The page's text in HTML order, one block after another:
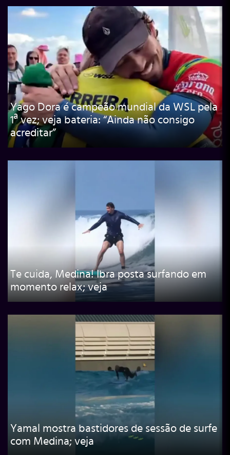
Yago Dora é campeão mundial da WSL pela
1ª vez; veja bateria: “Ainda não consigo
acreditar”
Te cuida, Medina! Ibra posta surfando em
momento relax; veja
Yamal mostra bastidores de sessão de surfe
com Medina; veja